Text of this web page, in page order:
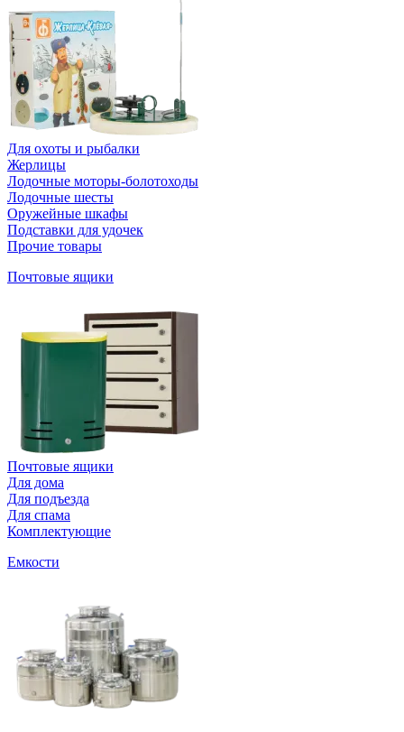
Для охоты и рыбалки
Жерлицы
Лодочные моторы-болотоходы
Лодочные шесты
Оружейные шкафы
Подставки для удочек
Прочие товары
Почтовые ящики
Почтовые ящики
Для дома
Для подъезда
Для спама
Комплектующие
Емкости